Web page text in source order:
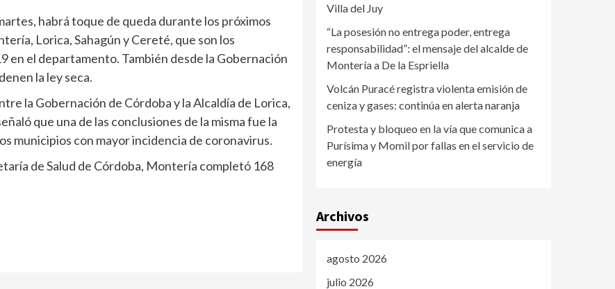
habrá toque de queda durante los próximos
Lorica, Sahagún y Cereté, que son los
en el departamento. También desde la Gobernación
la ley seca.
la Gobernación de Córdoba y la Alcaldía de Lorica,
que una de las conclusiones de la misma fue la
municipios con mayor incidencia de coronavirus.
de Salud de Córdoba, Montería completó 168
Villa del Juy
“La posesión no entrega poder, entrega
responsabilidad”: el mensaje del alcalde de
Montería a De la Espriella
Volcán Puracé registra violenta emisión de
ceniza y gases: continúa en alerta naranja
Protesta y bloqueo en la vía que comunica a
Purísima y Momil por fallas en el servicio de
energía
Archivos
agosto 2026
julio 2026